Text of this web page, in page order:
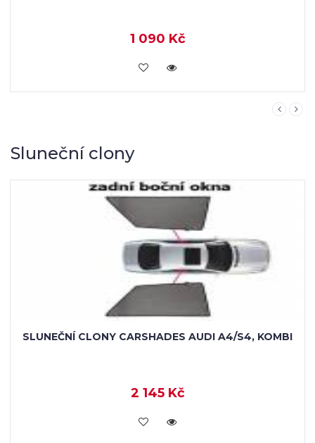
1 142 Kč
KOUPIT
Sluneční clony
SLUNEČNÍ CLONY CARSHADES AUDI A4/S4, KOMBI
3 568 Kč